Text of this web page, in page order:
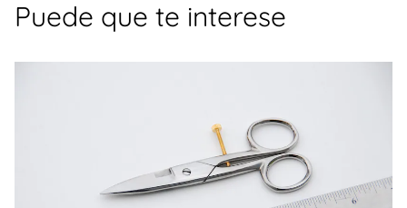
Puede que te interese